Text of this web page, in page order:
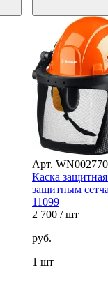
Арт.
Каска
защитным
11099
2 700 / шт
руб.
1 шт